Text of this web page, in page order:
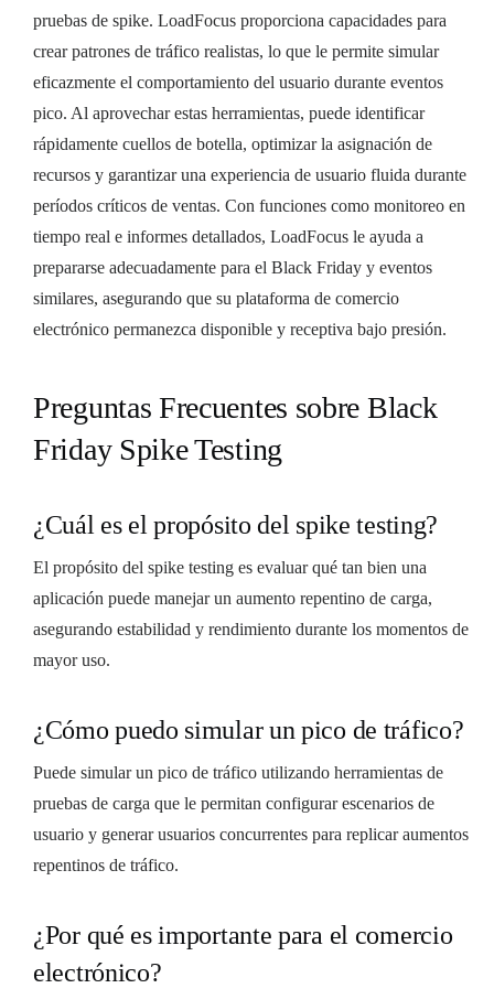
pruebas de spike. LoadFocus proporciona capacidades para
crear patrones de tráfico realistas, lo que le permite simular
eficazmente el comportamiento del usuario durante eventos
pico. Al aprovechar estas herramientas, puede identificar
rápidamente cuellos de botella, optimizar la asignación de
recursos y garantizar una experiencia de usuario fluida durante
períodos críticos de ventas. Con funciones como monitoreo en
tiempo real e informes detallados, LoadFocus le ayuda a
prepararse adecuadamente para el Black Friday y eventos
similares, asegurando que su plataforma de comercio
electrónico permanezca disponible y receptiva bajo presión.
Preguntas Frecuentes sobre Black
Friday Spike Testing
¿Cuál es el propósito del spike testing?
El propósito del spike testing es evaluar qué tan bien una
aplicación puede manejar un aumento repentino de carga,
asegurando estabilidad y rendimiento durante los momentos de
mayor uso.
¿Cómo puedo simular un pico de tráfico?
Puede simular un pico de tráfico utilizando herramientas de
pruebas de carga que le permitan configurar escenarios de
usuario y generar usuarios concurrentes para replicar aumentos
repentinos de tráfico.
¿Por qué es importante para el comercio
electrónico?